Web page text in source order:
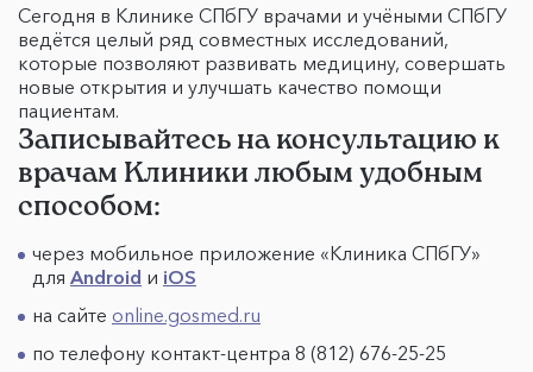
Сегодня в Клинике СПбГУ врачами и учёными СПбГУ
ведётся целый ряд совместных исследований,
которые позволяют развивать медицину, совершать
новые открытия и улучшать качество помощи
пациентам.
Записывайтесь на консультацию к
врачам Клиники любым удобным
способом:
через мобильное приложение «Клиника СПбГУ»
для Android и iOS
на сайте online.gosmed.ru
по телефону контакт-центра 8 (812) 676-25-25